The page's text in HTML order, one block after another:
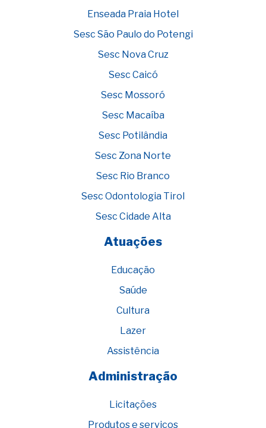
Enseada Praia Hotel
Sesc São Paulo do Potengi
Sesc Nova Cruz
Sesc Caicó
Sesc Mossoró
Sesc Macaíba
Sesc Potilândia
Sesc Zona Norte
Sesc Rio Branco
Sesc Odontologia Tirol
Sesc Cidade Alta
Atuações
Educação
Saúde
Cultura
Lazer
Assistência
Administração
Licitações
Produtos e serviços